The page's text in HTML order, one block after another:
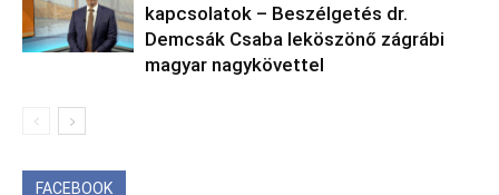
kapcsolatok – Beszélgetés dr.
Demcsák Csaba leköszönő zágrábi
magyar nagykövettel
FACEBOOK